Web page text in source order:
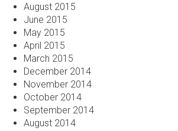
August 2015
June 2015
May 2015
April 2015
March 2015
December 2014
November 2014
October 2014
September 2014
August 2014